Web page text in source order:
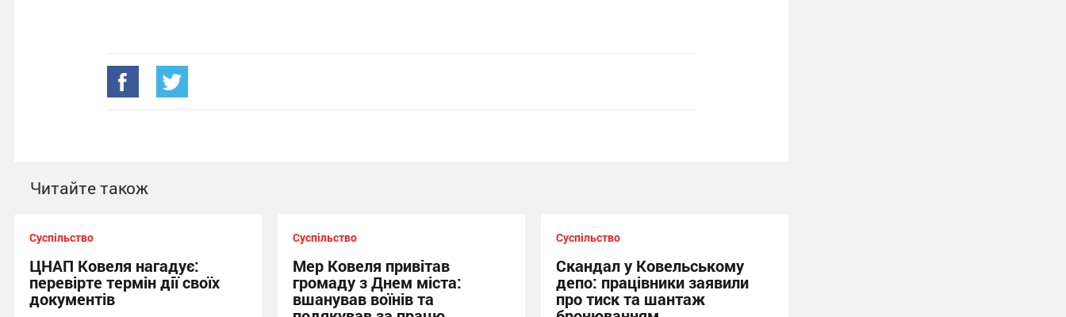
Читайте також
Суспільство
ЦНАП Ковеля нагадує:
перевірте термін дії своїх
документів
Суспільство
Мер Ковеля привітав
громаду з Днем міста:
вшанував воїнів та
Суспільство
Скандал у Ковельському
депо: працівники заявили
про тиск та шантаж